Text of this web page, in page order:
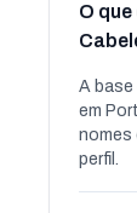
O
A base
em
nomes
perfil.